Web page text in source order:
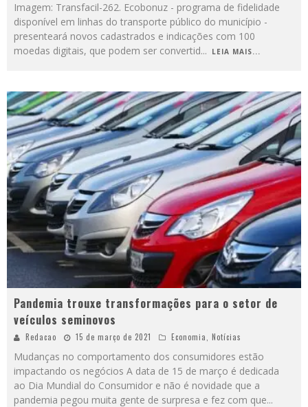
Imagem: Transfacil-262. Ecobonuz - programa de fidelidade
disponível em linhas do transporte público do município -
presenteará novos cadastrados e indicações com 100
moedas digitais, que podem ser convertid... LEIA MAIS...
Pandemia trouxe transformações para o setor de
veículos seminovos
Redacao 15 de março de 2021 Economia Notícias
Mudanças no comportamento dos consumidores estão
impactando os negócios A data de 15 de março é dedicada
ao Dia Mundial do Consumidor e não é novidade que a
pandemia pegou muita gente de surpresa e fez com que...